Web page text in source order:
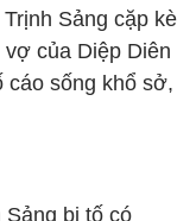
Sảng cặp kè
của Diệp Diên
cáo sống khổ sở,
bị tố có